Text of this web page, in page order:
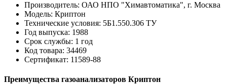
Производитель: ОАО НПО "Химавтоматика", г. Москва
Модель: Криптон
Технические условия: 5Б1.550.306 ТУ
Год выпуска: 1988
Срок службы: 1 год
Код товара: 34469
Сертификат: 11589-88
Преимущества газоанализаторов Криптон